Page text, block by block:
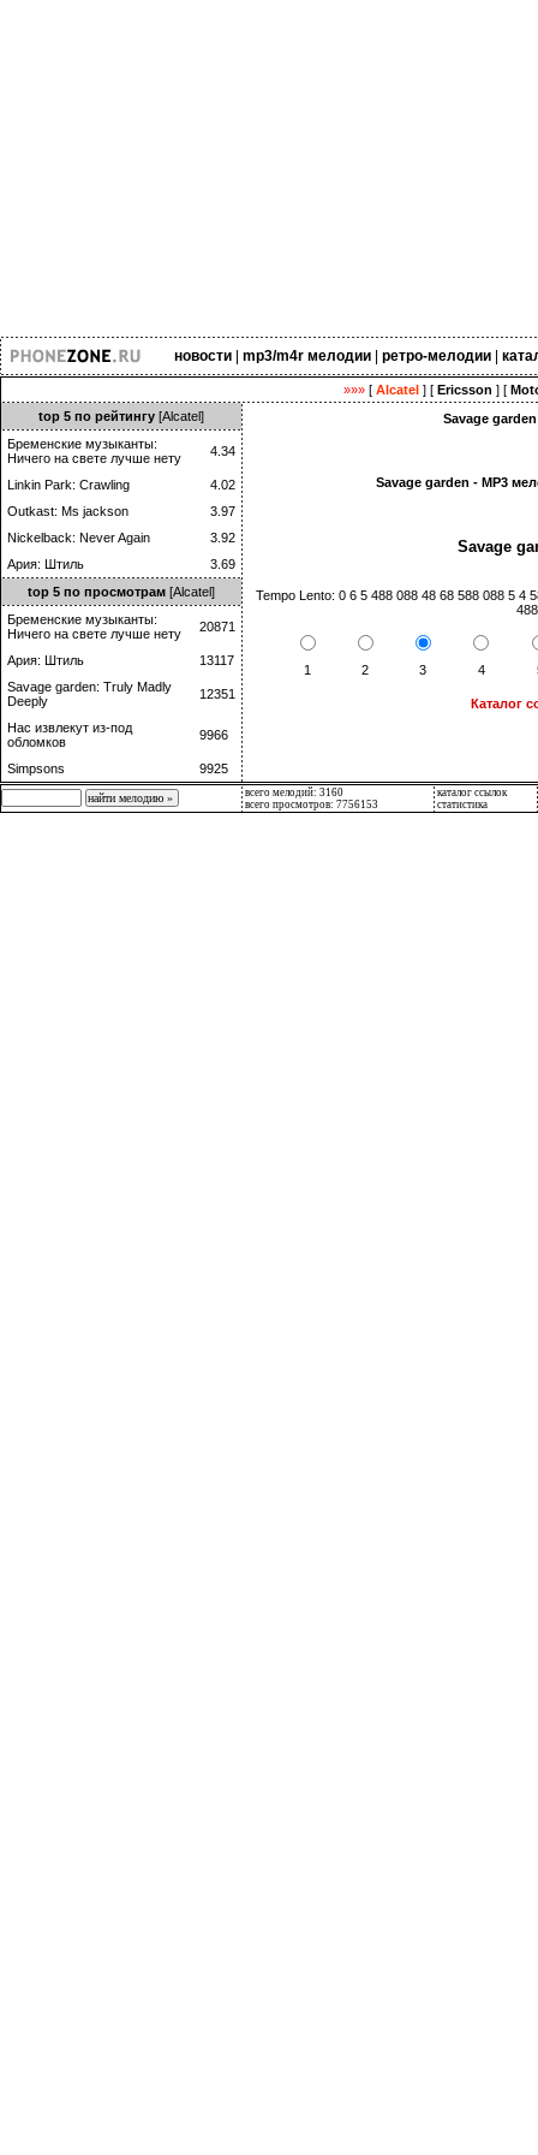
новости| mp3/m4r мелодии| ретро-мелодии|
»»»[ Alcatel] [ Ericsson ] [
top 5 по рейтингу [Alcatel]
Бременские музыканты:
Ничего на свете лучше нету
4.34
Linkin Park: Crawling
4.02
Outkast: Ms jackson
3.97
Nickelback: Never Again
3.92
Ария: Штиль
3.69
top 5 по просмотрам [Alcatel]
Бременские музыканты:
Ничего на свете лучше нету
20871
Ария: Штиль
13117
Savage garden: Truly Madly
Deeply
12351
Нас извлекут из-под
обломков
9966
Simpsons 9925
Savage
Savage garden - MP3
Savage
Tempo Lento: 0 6 5 488 088 48 68 588 088 5 4
1 2 3 4
Каталог
всего мелодий: 3160
всего просмотров: 7756153
каталог ссылок
статистика